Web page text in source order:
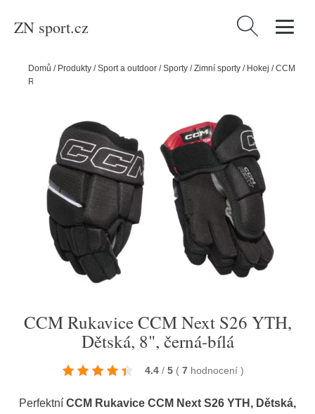
ZN sport.cz Vyhledávání
Domů / Produkty /Sport a outdoor /Sporty /Zimní sporty / Hokej /CCM
Rukavice CCM Next S26 YTH, Dětská, 8", černá-bílá
CCM Rukavice CCM Next S26 YTH,
Dětská, 8", černá-bílá
4.4 / 5 ( 7 hodnocení )
Perfektní CCM Rukavice CCM Next S26 YTH, Dětská,